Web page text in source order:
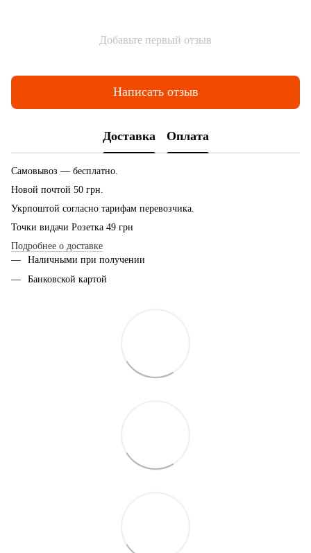
Добавьте первый отзыв
Написать отзыв
Доставка Оплата
Самовывоз — бесплатно.
Новой почтой 50 грн.
Укрпоштой согласно тарифам перевозчика.
Точки видачи Розетка 49 грн
Подробнее о доставке
Наличными при получении
Банковской картой